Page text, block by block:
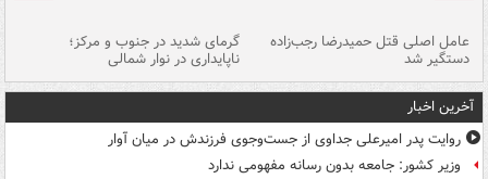
عامل اصلی قتل حمیدرضا رجب‌زاده
دستگیر شد
گرمای شدید در جنوب و مرکز؛
ناپایداری در نوار شمالی
آخرین اخبار
روایت پدر امیرعلی جداوی از جست‌وجوی فرزندش در میان آوار
وزیر کشور: جامعه بدون رسانه مفهومی ندارد